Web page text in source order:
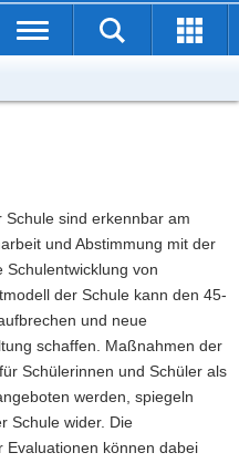
Suche
Schule sind erkennbar am
und Abstimmung mit der
von
der Schule kann den 45-
und neue
schaffen. Maßnahmen der
Schülerinnen und Schüler als
werden, spiegeln
Schule wider. Die
können dabei